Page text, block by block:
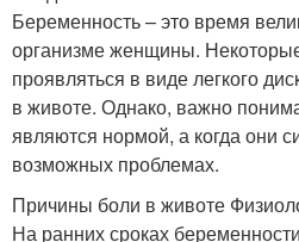
Беременность – это время
организме женщины.
проявляться в виде легкого
в животе. Однако, важно
являются нормой, а когда они
возможных проблемах.
Причины боли в животе
На ранних сроках